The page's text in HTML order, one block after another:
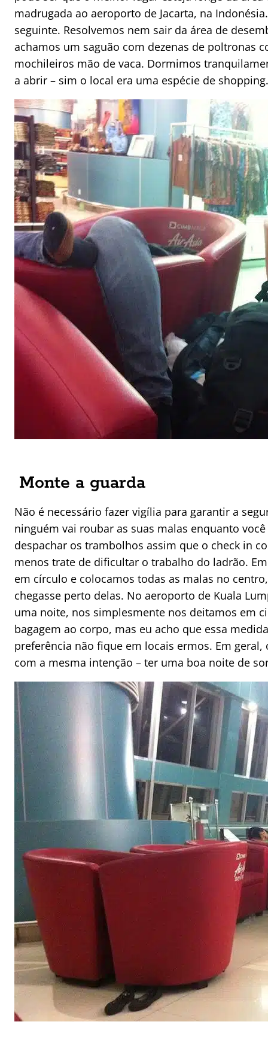
madrugada ao aeroporto de Jacarta, na
seguinte. Resolvemos nem sair da área de
achamos um saguão com dezenas de poltronas
mochileiros mão de vaca. Dormimos
a abrir – sim o local era uma espécie de shopping.
Monte a guarda
Não é necessário fazer vigília para garantir a
ninguém vai roubar as suas malas enquanto
despachar os trambolhos assim que o check in
menos trate de dificultar o trabalho do ladrão.
em círculo e colocamos todas as malas no
chegasse perto delas. No aeroporto de Kuala
uma noite, nos simplesmente nos deitamos em
bagagem ao corpo, mas eu acho que essa
preferência não fique em locais ermos. Em
com a mesma intenção – ter uma boa noite de